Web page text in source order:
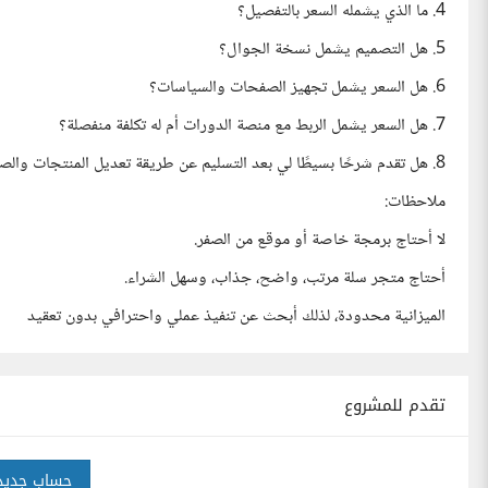
4. ما الذي يشمله السعر بالتفصيل؟
5. هل التصميم يشمل نسخة الجوال؟
6. هل السعر يشمل تجهيز الصفحات والسياسات؟
7. هل السعر يشمل الربط مع منصة الدورات أم له تكلفة منفصلة؟
8. هل تقدم شرحًا بسيطًا لي بعد التسليم عن طريقة تعديل المنتجات والصفحات؟
ملاحظات:
لا أحتاج برمجة خاصة أو موقع من الصفر.
أحتاج متجر سلة مرتب، واضح، جذاب، وسهل الشراء.
الميزانية محدودة، لذلك أبحث عن تنفيذ عملي واحترافي بدون تعقيد
تقدم للمشروع
حساب